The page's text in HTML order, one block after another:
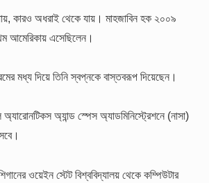
কারও অধরাই থেকে যায়। মাহজাবিন হক ২০০৯
আমেরিকায় এসেছিলেন।
মধ্য দিয়ে তিনি স্বপ্নকে বাস্তবরূপ দিয়েছেন।
অ্যান্ড স্পেস অ্যাডমিনিস্ট্রেশনে (নাসা)
ওয়েইন স্টেট বিশ্ববিদ্যালয় থেকে কম্পিউটার